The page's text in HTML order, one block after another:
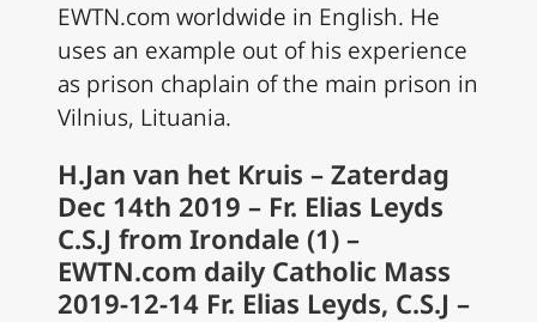
EWTN.com worldwide in English. He
uses an example out of his experience
as prison chaplain of the main prison in
Vilnius, Lituania.
H.Jan van het Kruis – Zaterdag
Dec 14th 2019 – Fr. Elias Leyds
C.S.J from Irondale (1) –
EWTN.com daily Catholic Mass
2019-12-14 Fr. Elias Leyds, C.S.J –